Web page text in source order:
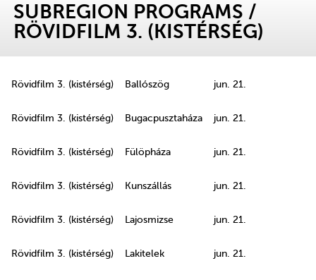
SUBREGION PROGRAMS /
RÖVIDFILM 3. (KISTÉRSÉG)
Rövidfilm 3. (kistérség) Ballószög jun. 21.
Rövidfilm 3. (kistérség) Bugacpusztaháza jun. 21.
Rövidfilm 3. (kistérség) Fülöpháza jun. 21.
Rövidfilm 3. (kistérség) Kunszállás jun. 21.
Rövidfilm 3. (kistérség) Lajosmizse jun. 21.
Rövidfilm 3. (kistérség) Lakitelek jun. 21.